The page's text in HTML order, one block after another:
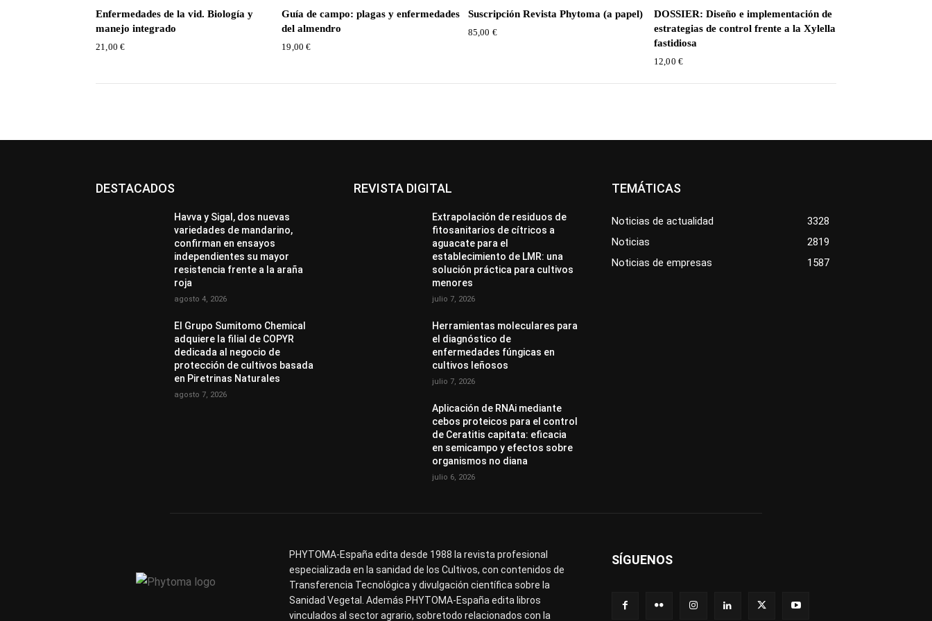
Enfermedades de la vid. Biología y
manejo integrado
21,00€
Guía de campo: plagas y enfermedades
del almendro
19,00€
Suscripción Revista Phytoma (a papel)
85,00 €
DOSSIER: Diseño e implementación de
estrategias de control frente a la Xylella
fastidiosa
12,00 €
DESTACADOS
Havva y Sigal, dos nuevas
variedades de mandarino,
confirman en ensayos
independientes su mayor
resistencia frente a la araña
roja
agosto 4, 2026
El Grupo Sumitomo Chemical
adquiere la filial de COPYR
dedicada al negocio de
protección de cultivos basada
en Piretrinas Naturales
agosto 7, 2026
REVISTA DIGITAL
Extrapolación de residuos de
fitosanitarios de cítricos a
aguacate para el
establecimiento de LMR: una
solución práctica para cultivos
menores
julio 7, 2026
Herramientas moleculares para
el diagnóstico de
enfermedades fúngicas en
cultivos leñosos
julio 7, 2026
Aplicación de RNAi mediante
cebos proteicos para el control
de Ceratitis capitata: eficacia
en semicampo y efectos sobre
organismos no diana
julio 6, 2026
TEMÁTICAS
Noticias de actualidad
3328
Noticias
2819
Noticias de empresas
1587
PHYTOMA-España edita desde 1988 la revista profesional
especializada en la sanidad de los Cultivos, con contenidos de
Transferencia Tecnológica y divulgación científica sobre la
Sanidad Vegetal. Además PHYTOMA-España edita libros
vinculados al sector agrario, sobretodo relacionados con la
SÍGUENOS